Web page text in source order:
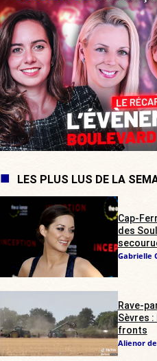
LES PLUS LUS DE LA
Cap-
des
Gabrielle
Rave-
Sèvres
fronts
Alienor